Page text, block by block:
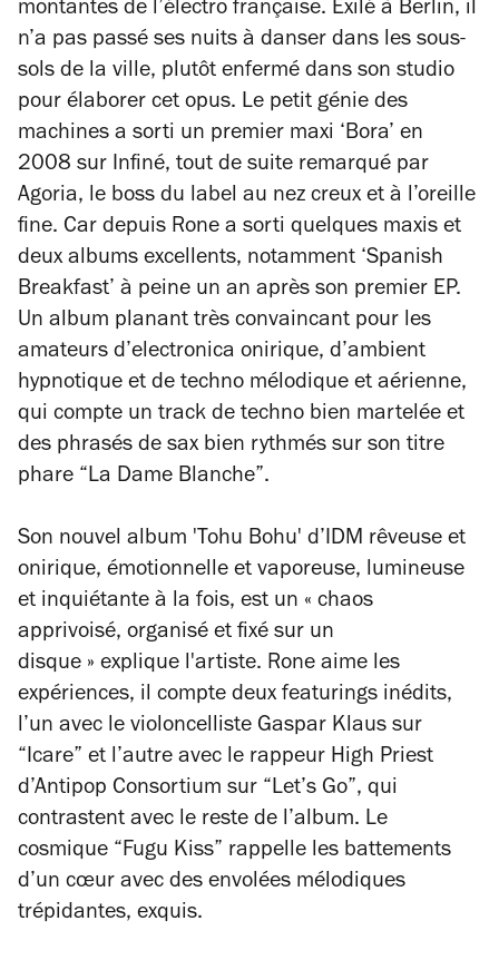
montantes de l’électro française. Exilé à Berlin, il
n’a pas passé ses nuits à danser dans les sous-
sols de la ville, plutôt enfermé dans son studio
pour élaborer cet opus. Le petit génie des
machines a sorti un premier maxi ‘Bora’ en
2008 sur Infiné, tout de suite remarqué par
Agoria, le boss du label au nez creux et à l’oreille
fine. Car depuis Rone a sorti quelques maxis et
deux albums excellents, notamment ‘Spanish
Breakfast’ à peine un an après son premier EP.
Un album planant très convaincant pour les
amateurs d’electronica onirique, d’ambient
hypnotique et de techno mélodique et aérienne,
qui compte un track de techno bien martelée et
des phrasés de sax bien rythmés sur son titre
phare “La Dame Blanche”.
Son nouvel album 'Tohu Bohu' d’IDM rêveuse et
onirique, émotionnelle et vaporeuse, lumineuse
et inquiétante à la fois, est un « chaos
apprivoisé, organisé et fixé sur un
disque » explique l'artiste. Rone aime les
expériences, il compte deux featurings inédits,
l’un avec le violoncelliste Gaspar Klaus sur
“Icare” et l’autre avec le rappeur High Priest
d’Antipop Consortium sur “Let’s Go”, qui
contrastent avec le reste de l’album. Le
cosmique “Fugu Kiss” rappelle les battements
d’un cœur avec des envolées mélodiques
trépidantes, exquis.